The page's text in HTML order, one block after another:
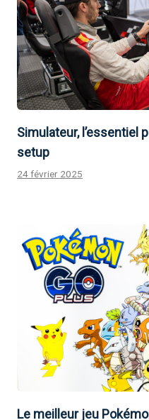
Simulateur, l’essentiel
setup
24 février 2025
Le meilleur jeu